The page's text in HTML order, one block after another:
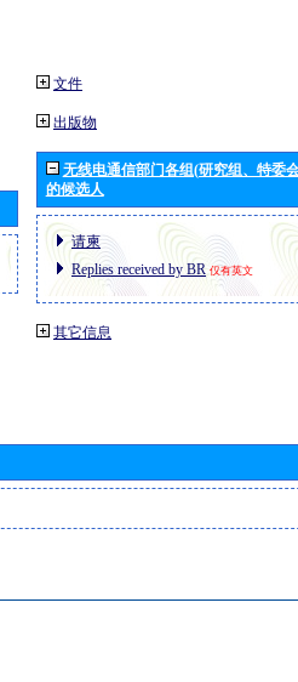
文件
出版物
无线电通信部门各组(研究组、特委
的候选人
请柬
Replies received by BR 仅有英文
其它信息